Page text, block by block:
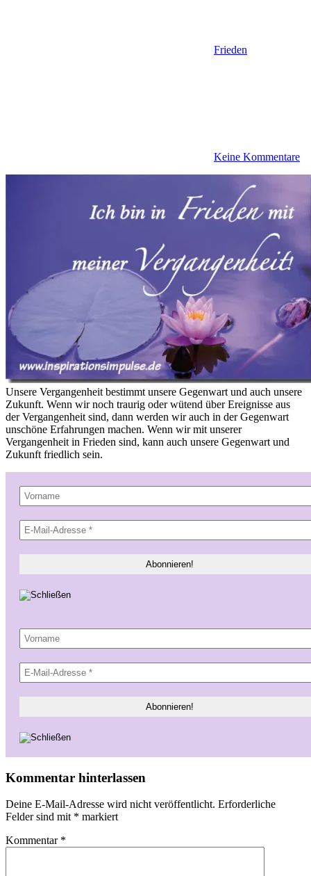
Frieden
Keine Kommentare
Unsere Vergangenheit bestimmt unsere Gegenwart und auch unsere
Zukunft. Wenn wir noch traurig oder wütend über Ereignisse aus
der Vergangenheit sind, dann werden wir auch in der Gegenwart
unschöne Erfahrungen machen. Wenn wir mit unserer
Vergangenheit in Frieden sind, kann auch unsere Gegenwart und
Zukunft friedlich sein.
Kommentar hinterlassen
Deine E-Mail-Adresse wird nicht veröffentlicht. Erforderliche
Felder sind mit * markiert
Kommentar *